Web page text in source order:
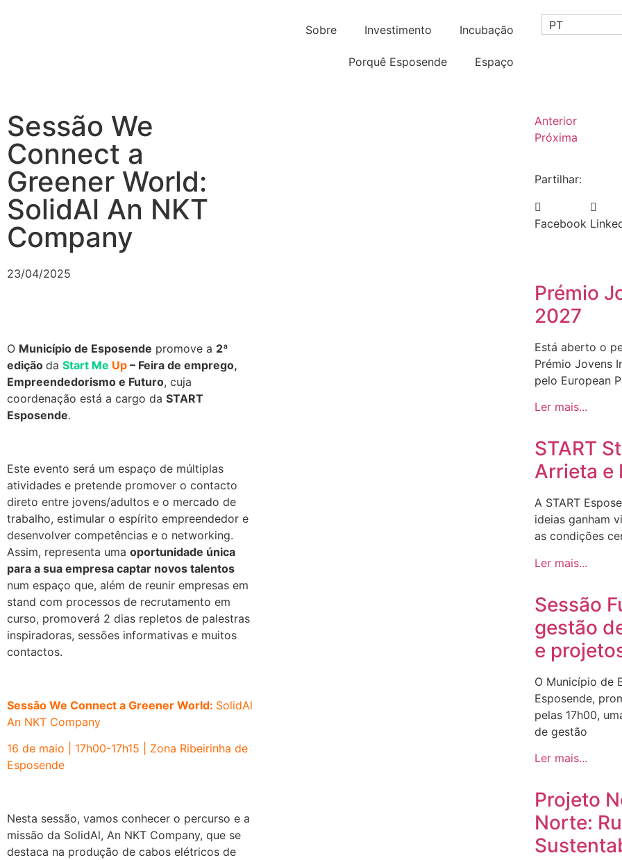
Sobre Investimento Incubação
Porquê Esposende Espaço
PT
Sessão We
Connect a
Greener World:
SolidAl An NKT
Company
23/04/2025
O Município de Esposende promove a 2ª
edição da Start Me Up – Feira de emprego,
Empreendedorismo e Futuro, cuja
coordenação está a cargo da START
Esposende.
Este evento será um espaço de múltiplas
atividades e pretende promover o contacto
direto entre jovens/adultos e o mercado de
trabalho, estimular o espírito empreendedor e
desenvolver competências e o networking.
Assim, representa uma oportunidade única
para a sua empresa captar novos talentos
num espaço que, além de reunir empresas em
stand com processos de recrutamento em
curso, promoverá 2 dias repletos de palestras
inspiradoras, sessões informativas e muitos
contactos.
Sessão We Connect a Greener World: SolidAl
An NKT Company
16 de maio | 17h00-17h15 | Zona Ribeirinha de
Esposende
Nesta sessão, vamos conhecer o percurso e a
missão da SolidAl, An NKT Company, que se
destaca na produção de cabos elétricos de
Anterior
Próxima
Partilhar:
Facebook
Prémio
2027
Está aberto o
Prémio Jovens
pelo European
Ler mais...
START
Arrieta e
A START
ideias ganham
as condições
Ler mais...
Sessão
gestão
e
O Município de
Esposende,
pelas 17h00,
de gestão
Ler mais...
Projeto
Norte: